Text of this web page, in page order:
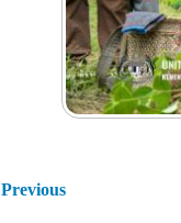
Previous